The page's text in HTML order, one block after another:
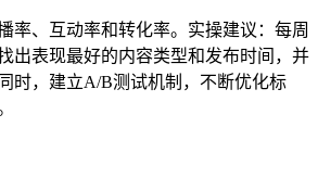
率、互动率和转化率。实操建议：每周
出表现最好的内容类型和发布时间，并
时，建立A/B测试机制，不断优化标